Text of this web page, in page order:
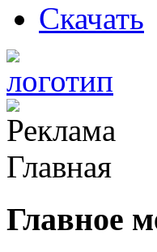
Скачать
Главная
Главное